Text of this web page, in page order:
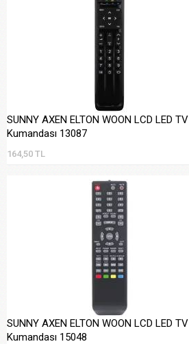
SUNNY AXEN ELTON WOON LCD LED TV
Kumandası 13087
164,50 TL
SUNNY AXEN ELTON WOON LCD LED TV
Kumandası 15048